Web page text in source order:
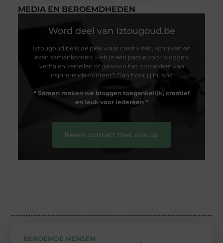
MEDIA EN BEROEMDHEDEN
Word deel van Iztougoud.be
Iztougoud.be is dé plek waar creativiteit, schrijven en
lezen samenkomen. Heb je een passie voor bloggen,
verhalen vertellen of gewoon het ontdekken van
inspirerende content? Dan hoor jij bij ons!
❝ Samen maken we bloggen toegankelijk, creatief
en leuk voor iedereen❞
Neem contact met ons op
BEROEMDE MENSEN